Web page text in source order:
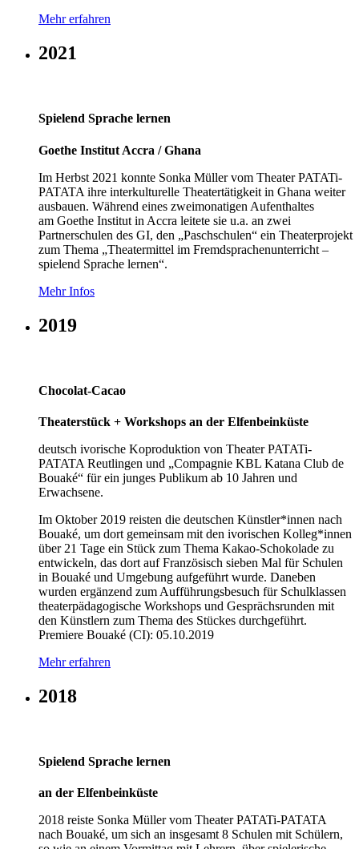
Mehr erfahren
2021
Spielend Sprache lernen
Goethe Institut Accra / Ghana
Im Herbst 2021 konnte Sonka Müller vom Theater PATATi-
PATATA ihre interkulturelle Theatertätigkeit in Ghana weiter
ausbauen. Während eines zweimonatigen Aufenthaltes
am Goethe Institut in Accra leitete sie u.a. an zwei
Partnerschulen des GI, den „Paschschulen“ ein Theaterprojekt
zum Thema „Theatermittel im Fremdsprachenunterricht –
spielend Sprache lernen“.
Mehr Infos
2019
Chocolat-Cacao
Theaterstück + Workshops an der Elfenbeinküste
deutsch ivorische Koproduktion von Theater PATATi-
PATATA Reutlingen und „Compagnie KBL Katana Club de
Bouaké“ für ein junges Publikum ab 10 Jahren und
Erwachsene.
Im Oktober 2019 reisten die deutschen Künstler*innen nach
Bouaké, um dort gemeinsam mit den ivorischen Kolleg*innen
über 21 Tage ein Stück zum Thema Kakao-Schokolade zu
entwickeln, das dort auf Französisch sieben Mal für Schulen
in Bouaké und Umgebung aufgeführt wurde. Daneben
wurden ergänzend zum Aufführungsbesuch für Schulklassen
theaterpädagogische Workshops und Gesprächsrunden mit
den Künstlern zum Thema des Stückes durchgeführt.
Premiere Bouaké (CI): 05.10.2019
Mehr erfahren
2018
Spielend Sprache lernen
an der Elfenbeinküste
2018 reiste Sonka Müller vom Theater PATATi-PATATA
nach Bouaké, um sich an insgesamt 8 Schulen mit Schülern,